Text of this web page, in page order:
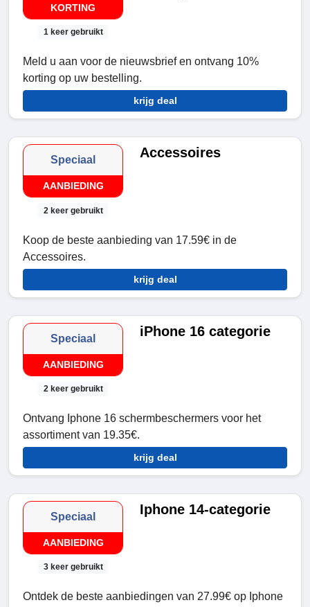
KORTING
1 keer gebruikt
Meld u aan voor de nieuwsbrief en ontvang 10%
korting op uw bestelling.
krijg deal
Speciaal
AANBIEDING
2 keer gebruikt
Accessoires
Koop de beste aanbieding van 17.59€ in de
Accessoires.
krijg deal
Speciaal
AANBIEDING
2 keer gebruikt
iPhone 16 categorie
Ontvang Iphone 16 schermbeschermers voor het
assortiment van 19.35€.
krijg deal
Speciaal
AANBIEDING
3 keer gebruikt
Iphone 14-categorie
Ontdek de beste aanbiedingen van 27.99€ op Iphone